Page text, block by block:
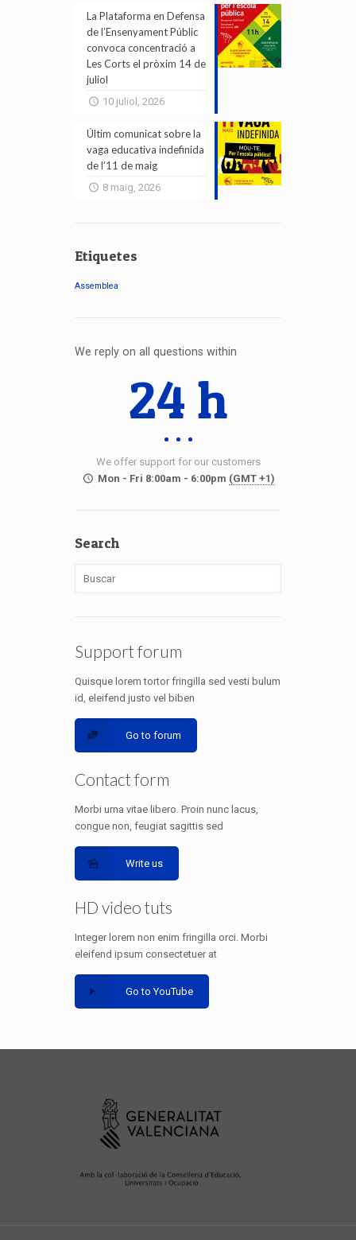
La Plataforma en Defensa
de l’Ensenyament Públic
convoca concentració a
Les Corts el pròxim 14 de
juliol
10 juliol, 2026
Últim comunicat sobre la
vaga educativa indefinida
de l’11 de maig
8 maig, 2026
Etiquetes
Assemblea
We reply on all questions within
24 h
We offer support for our customers
Mon - Fri 8:00am - 6:00pm (GMT +1)
Search
Support forum
Quisque lorem tortor fringilla sed vesti bulum
id, eleifend justo vel biben
Go to forum
Contact form
Morbi urna vitae libero. Proin nunc lacus,
congue non, feugiat sagittis sed
Write us
HD video tuts
Integer lorem non enim fringilla orci. Morbi
eleifend ipsum consectetuer at
Go to YouTube